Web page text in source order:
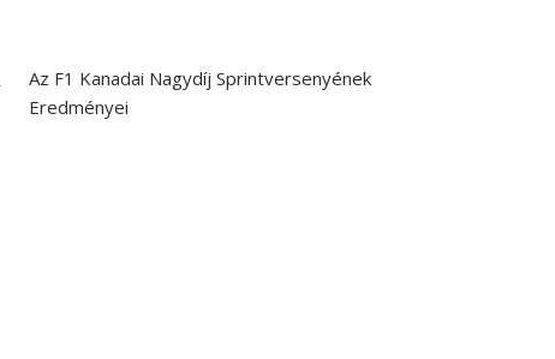
Az F1 Kanadai Nagydíj Sprintversenyének
Eredményei